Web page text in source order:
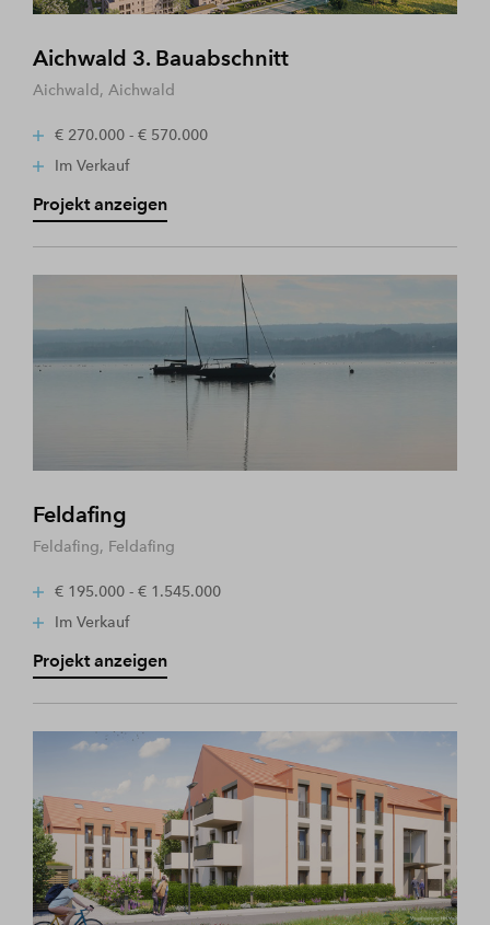
Aichwald 3. Bauabschnitt
Aichwald, Aichwald
€ 270.000 - € 570.000
Im Verkauf
Projekt anzeigen
Feldafing
Feldafing, Feldafing
€ 195.000 - € 1.545.000
Im Verkauf
Projekt anzeigen